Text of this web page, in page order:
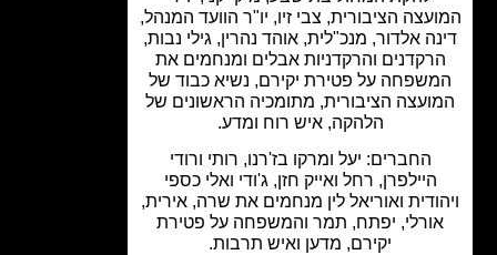
הציבורית, צבי זיו, יו"ר הוועד המנהל,
אלדור, מנכ"לית, אוהד נהרין, גילי נבות,
והרקדניות אבלים ומנחמים את
על פטירת יקירם, נשיא כבוד של
הציבורית, מתומכיה הראשונים של
הלהקה, איש רוח ומדע.
החברים: יעל ומרקו בז'רנו, רותי ורודי
היילפרן, רחל ואייק חזן, ג'ודי ואלי כספי
ואוריאל לין מנחמים את שרה, אירית,
יפתח, תמר והמשפחה על פטירת
יקירם, מדען ואיש תרבות.